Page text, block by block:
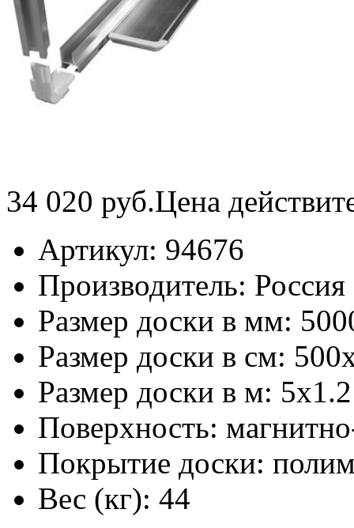
34 020 руб.Цена
Артикул: 94676
Производитель: Россия
Размер доски в мм:
Размер доски в см:
Размер доски в м:
Поверхность:
Покрытие доски:
Вес (кг): 44